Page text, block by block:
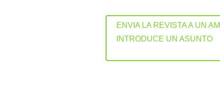
ENVIA LA REVISTA A UN
INTRODUCE UN ASUNTO